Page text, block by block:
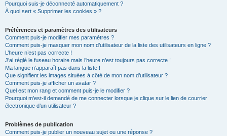
Pourquoi suis-je déconnecté automatiquement ?
À quoi sert « Supprimer les cookies » ?
Préférences et paramètres des utilisateurs
Comment puis-je modifier mes paramètres ?
Comment puis-je masquer mon nom d’utilisateur de la liste des utilisateurs en ligne ?
L’heure n’est pas correcte !
J’ai réglé le fuseau horaire mais l’heure n’est toujours pas correcte !
Ma langue n’apparaît pas dans la liste !
Que signifient les images situées à côté de mon nom d’utilisateur ?
Comment puis-je afficher un avatar ?
Quel est mon rang et comment puis-je le modifier ?
Pourquoi m’est-il demandé de me connecter lorsque je clique sur le lien de courrier
électronique d’un utilisateur ?
Problèmes de publication
Comment puis-je publier un nouveau sujet ou une réponse ?